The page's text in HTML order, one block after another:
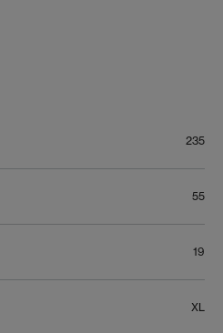
235
55
19
XL